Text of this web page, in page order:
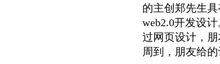
的主创郑先生
web2.0开发设
过网页设计，
周到，朋友给